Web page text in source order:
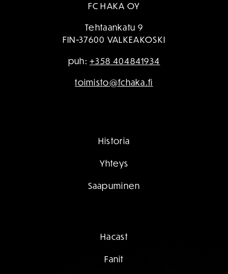
FC HAKA OY
Tehtaankatu 9
FIN-37600 VALKEAKOSKI
puh:+358 404841934
toimisto@fchaka.fi
Historia
Yhteys
Saapuminen
Hacast
Fanit